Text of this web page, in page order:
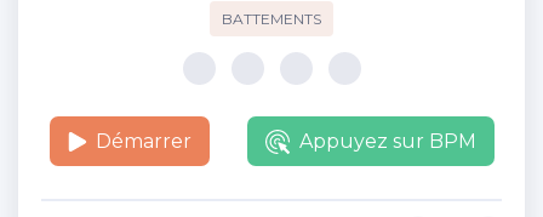
BATTEMENTS
Démarrer Appuyez sur BPM